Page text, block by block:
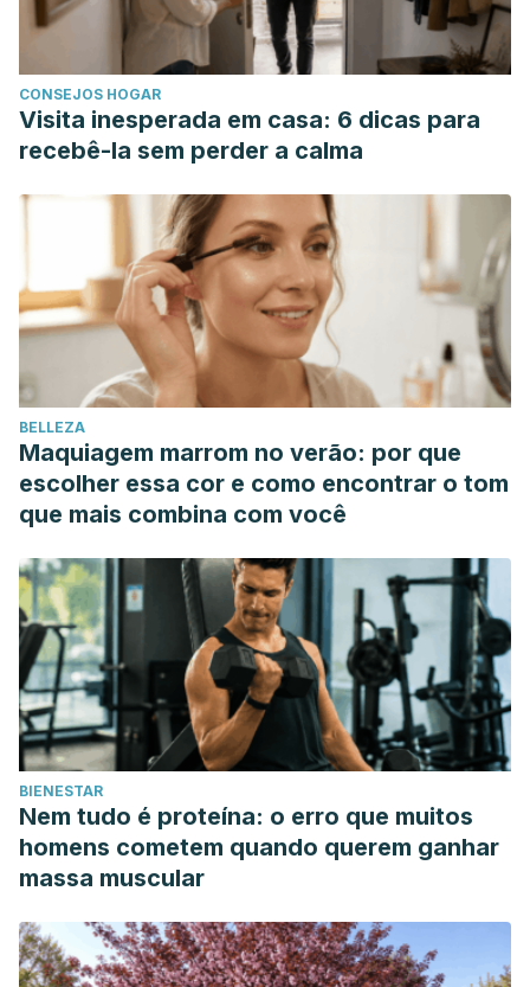
CONSEJOS HOGAR
Visita inesperada em casa: 6 dicas para
recebê-la sem perder a calma
BELLEZA
Maquiagem marrom no verão: por que
escolher essa cor e como encontrar o tom
que mais combina com você
BIENESTAR
Nem tudo é proteína: o erro que muitos
homens cometem quando querem ganhar
massa muscular